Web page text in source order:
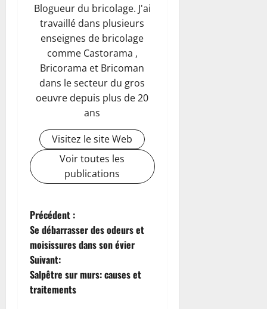
Blogueur du bricolage. J'ai
travaillé dans plusieurs
enseignes de bricolage
comme Castorama ,
Bricorama et Bricoman
dans le secteur du gros
oeuvre depuis plus de 20
ans
Visitez le site Web
Voir toutes les
publications
N
a
v
i
Précédent :
Se débarrasser des odeurs et
moisissures dans son évier
Suivant:
Salpêtre sur murs: causes et
traitements